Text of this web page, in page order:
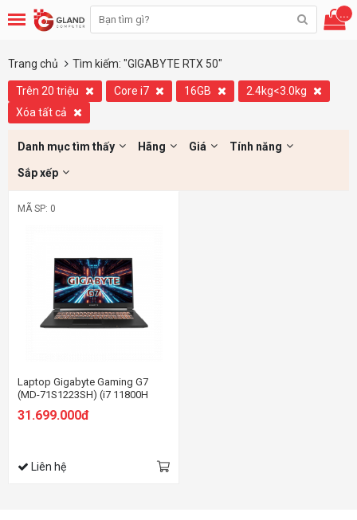
...
Trang chủ Tìm kiếm: "GIGABYTE RTX 50"
Trên 20 triệu Core i7 16GB
2.4kg<3.0kg
Xóa tất cả
Danh mục tìm thấy Hãng Giá Tính năng
Sắp xếp
MÃ SP: 0
Laptop Gigabyte Gaming G7
(MD-71S1223SH) (i7 11800H
SSD/RTX3050Ti 4G/17.3 inch
31.699.000đ
Liên hệ